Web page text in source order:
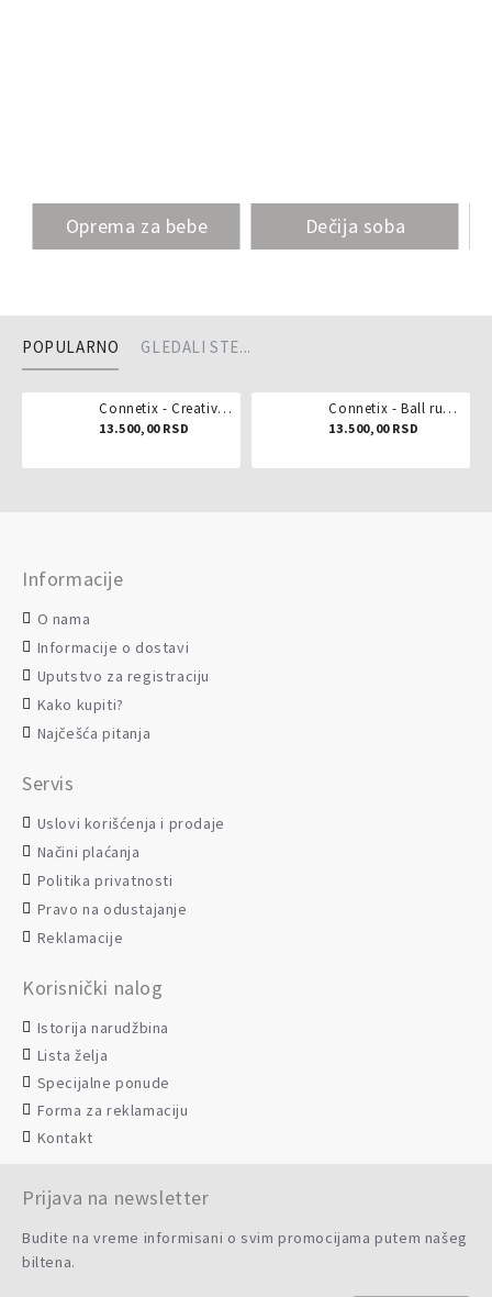
Oprema za bebe Dečija soba
POPULARNO GLEDALI STE...
Connetix - Creative pack 102 dela
13.500,00 RSD
Connetix - Ball run pastel 106 delova
13.500,00 RSD
Informacije
O nama
Informacije o dostavi
Uputstvo za registraciju
Kako kupiti?
Najčešća pitanja
Servis
Uslovi korišćenja i prodaje
Načini plaćanja
Politika privatnosti
Pravo na odustajanje
Reklamacije
Korisnički nalog
Istorija narudžbina
Lista želja
Specijalne ponude
Forma za reklamaciju
Kontakt
Prijava na newsletter
Budite na vreme informisani o svim promocijama putem našeg
biltena.